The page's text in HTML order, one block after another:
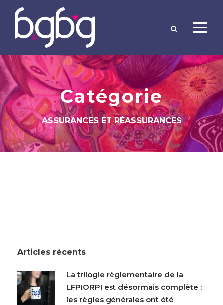
Catégorie
ASSURANCES ET RÉASSURANCES
Articles récents
La trilogie réglementaire de la
LFPIORPI est désormais complète :
les règles générales ont été